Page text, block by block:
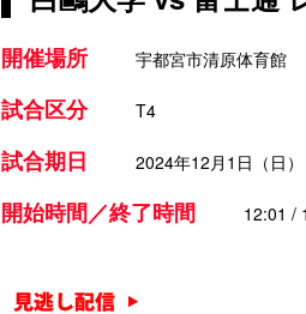
開催場所 宇都宮市清原体育館
試合区分 T4
試合期日 2024年12月1日（日）
開始時間／終了時間 12:01 /